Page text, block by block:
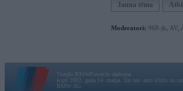
Jauna tēma
Moderatori: 968-jk AV
Vortāls BMWPower.lv darbojas
kopš 2002. gada 14. maija. Tas nav auto klubs un
BMW AG.